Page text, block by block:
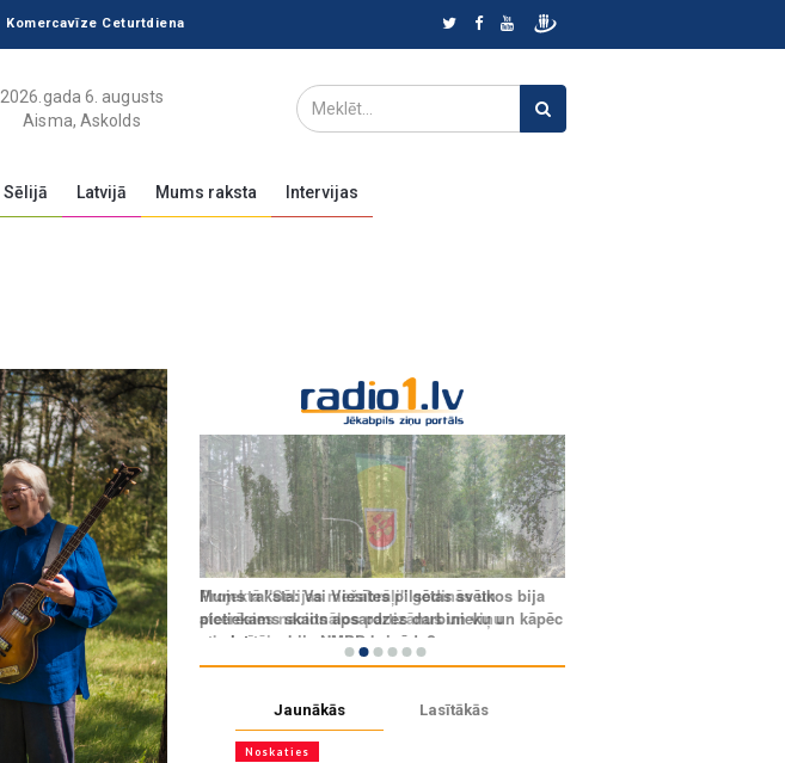
Komercavīze Ceturtdiena
2026.gada 6. augusts
Aisma, Askolds
Sēlijā Latvijā Mums raksta Intervijas
Jaunākās Lasītākās
Noskaties